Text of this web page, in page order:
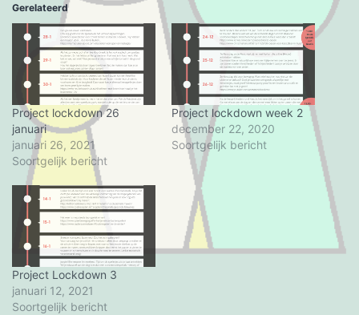
Gerelateerd
Project lockdown 26
januari
januari 26, 2021
Soortgelijk bericht
Project lockdown week 2
december 22, 2020
Soortgelijk bericht
Project Lockdown 3
januari 12, 2021
Soortgelijk bericht